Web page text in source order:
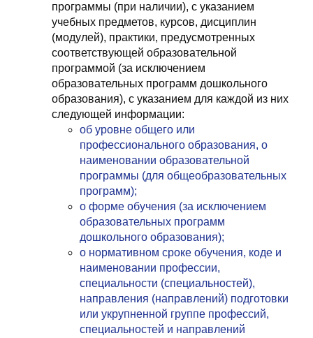
программы (при наличии), с указанием
учебных предметов, курсов, дисциплин
(модулей), практики, предусмотренных
соответствующей образовательной
программой (за исключением
образовательных программ дошкольного
образования), с указанием для каждой из них
следующей информации:
об уровне общего или
профессионального образования, о
наименовании образовательной
программы (для общеобразовательных
программ);
о форме обучения (за исключением
образовательных программ
дошкольного образования);
о нормативном сроке обучения, коде и
наименовании профессии,
специальности (специальностей),
направления (направлений) подготовки
или укрупненной группе профессий,
специальностей и направлений